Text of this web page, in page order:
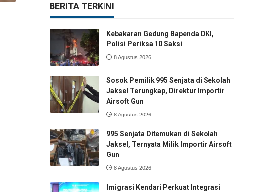
BERITA TERKINI
Kebakaran Gedung Bapenda DKI,
Polisi Periksa 10 Saksi
8 Agustus 2026
Sosok Pemilik 995 Senjata di Sekolah
Jaksel Terungkap, Direktur Importir
Airsoft Gun
8 Agustus 2026
995 Senjata Ditemukan di Sekolah
Jaksel, Ternyata Milik Importir Airsoft
Gun
8 Agustus 2026
Imigrasi Kendari Perkuat Integrasi